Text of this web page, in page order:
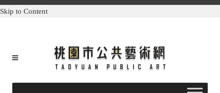
Skip to Content